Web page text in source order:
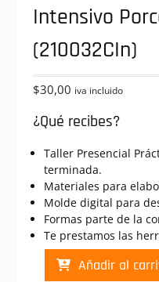
Intensivo
(210032CIn)
$30,00 iva incluido
¿Qué recibes?
Taller Presencial
terminada.
Materiales para
Molde digital para
Formas parte de la
Te prestamos las
Santa
Añadir al